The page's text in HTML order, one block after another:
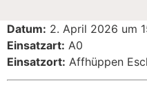
Datum: 2. April 2026 um
Einsatzart: A0
Einsatzort: Affhüppen